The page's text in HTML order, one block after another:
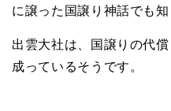
に譲った国譲り神話でも知
出雲大社は、国譲りの代
成っているそうです。